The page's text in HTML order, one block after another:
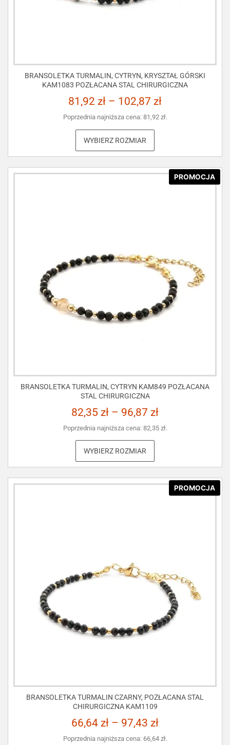
BRANSOLETKA TURMALIN, CYTRYN, KRYSZTAŁ GÓRSKI
KAM1083 POZŁACANA STAL CHIRURGICZNA
81,92 zł – 102,87 zł
Poprzednia najniższa cena: 81,92 zł.
WYBIERZ ROZMIAR
PROMOCJA
BRANSOLETKA TURMALIN, CYTRYN KAM849 POZŁACANA
STAL CHIRURGICZNA
82,35 zł – 96,87 zł
Poprzednia najniższa cena: 82,35 zł.
WYBIERZ ROZMIAR
PROMOCJA
BRANSOLETKA TURMALIN CZARNY, POZŁACANA STAL
CHIRURGICZNA KAM1109
66,64 zł – 97,43 zł
Poprzednia najniższa cena: 66,64 zł.